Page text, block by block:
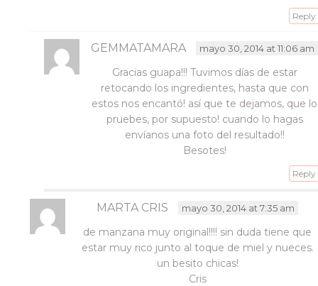
Reply
GEMMATAMARA mayo 30, 2014 at 11:06 am
Gracias guapa!!! Tuvimos días de estar
retocando los ingredientes, hasta que con
estos nos encantó! así que te dejamos, que lo
pruebes, por supuesto! cuando lo hagas
envíanos una foto del resultado!!
Besotes!
Reply
MARTA CRIS mayo 30, 2014 at 7:35 am
de manzana muy original!!!! sin duda tiene que
estar muy rico junto al toque de miel y nueces.
un besito chicas!
Cris